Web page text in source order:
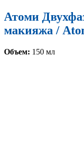
Атоми
макияжа /
Объем: 150 мл